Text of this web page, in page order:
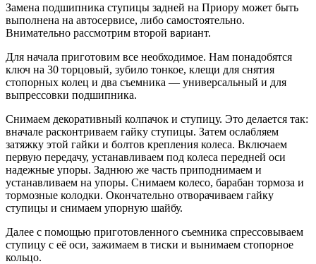
Замена подшипника ступицы задней на Приору может быть
выполнена на автосервисе, либо самостоятельно.
Внимательно рассмотрим второй вариант.
Для начала приготовим все необходимое. Нам понадобятся
ключ на 30 торцовый, зубило тонкое, клещи для снятия
стопорных колец и два съемника — универсальный и для
выпрессовки подшипника.
Снимаем декоративный колпачок и ступицу. Это делается так:
вначале расконтриваем гайку ступицы. Затем ослабляем
затяжку этой гайки и болтов крепления колеса. Включаем
первую передачу, устанавливаем под колеса передней оси
надежные упоры. Заднюю же часть приподнимаем и
устанавливаем на упоры. Снимаем колесо, барабан тормоза и
тормозные колодки. Окончательно отворачиваем гайку
ступицы и снимаем упорную шайбу.
Далее с помощью приготовленного съемника спрессовываем
ступицу с её оси, зажимаем в тиски и вынимаем стопорное
кольцо.